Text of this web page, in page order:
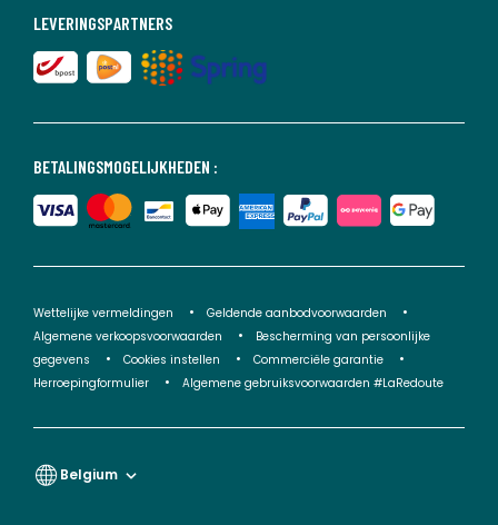
BETALINGSMOGELIJKHEDEN :
LEVERINGSPARTNERS
Wettelijke vermeldingen
Geldende aanbodvoorwaarden
Algemene verkoopsvoorwaarden
Bescherming van persoonlijke
gegevens
Cookies instellen
Commerciële garantie
Herroepingformulier
Algemene gebruiksvoorwaarden #LaRedoute
Belgium